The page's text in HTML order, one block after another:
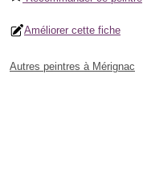
Améliorer cette fiche
Autres peintres à Mérignac